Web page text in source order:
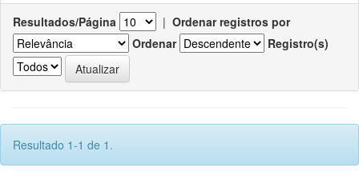
Resultados/Página | Ordenar registros por
Ordenar
Registro(s)
Resultado 1-1 de 1.